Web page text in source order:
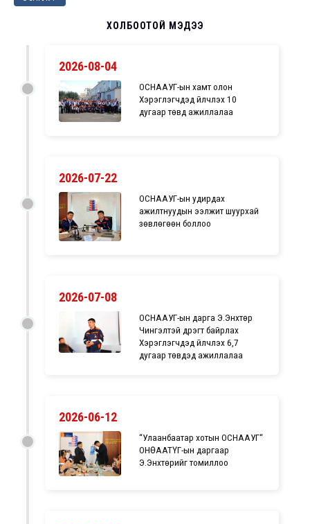
ХОЛБООТОЙ МЭДЭЭ
2026-08-04
ОСНААУГ-ын хамт олон
Хэрэглэгчдэд үйлчлэх 10
дугаар төвд ажиллалаа
2026-07-22
ОСНААУГ-ын удирдах
ажилтнуудын ээлжит шуурхай
зөвлөгөөн боллоо
2026-07-08
ОСНААУГ-ын дарга Э.Энхтөр
Чингэлтэй дүүрэгт байрлах
Хэрэглэгчдэд үйлчлэх 6,7
дугаар төвүүдэд ажиллалаа
2026-06-12
“Улаанбаатар хотын ОСНААУГ“
ОНӨААТҮГ-ын даргаар
Э.Энхтөрийг томиллоо